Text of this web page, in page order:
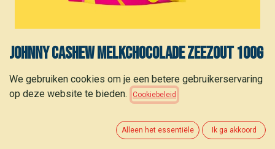
Johnny Cashew Melkchocolade Zeezout 100g
3,00€ (30,00€/kg)
We gebruiken cookies om je een betere gebruikerservaring
op deze website te bieden.
Cookiebeleid
Alleen het essentiële Ik ga akkoord